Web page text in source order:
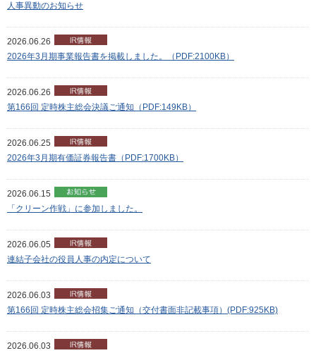
人事異動のお知らせ
2026.06.26
2026年3月期事業報告書を掲載しました。（PDF:2100KB）
2026.06.26
第166回 定時株主総会決議ご通知（PDF:149KB）
2026.06.25
2026年3月期有価証券報告書（PDF:1700KB）
2026.06.15
「クリーン作戦」に参加しました。
2026.06.05
連結子会社の役員人事の内定について
2026.06.03
第166回 定時株主総会招集ご通知（交付書面非記載事項）(PDF:925KB)
2026.06.03